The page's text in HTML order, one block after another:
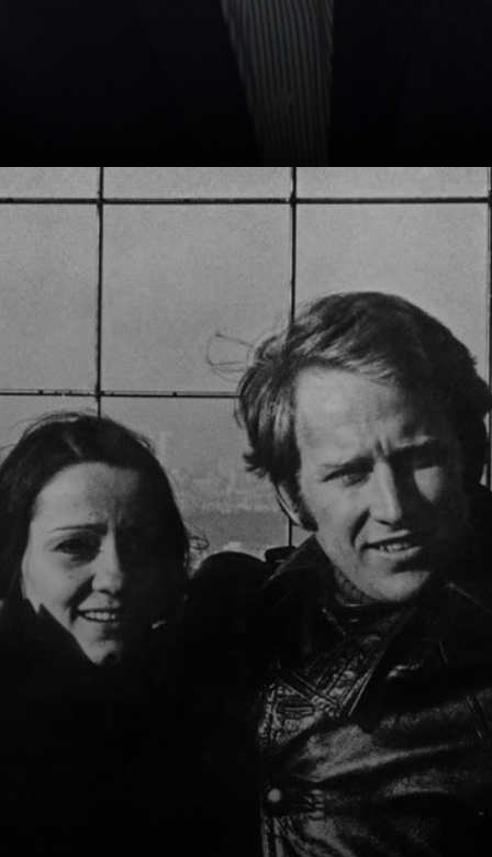
Exiliado a Francia,
era economista.
Pero en Ruanda,
¡pum! Se encontró
con la fotografía.